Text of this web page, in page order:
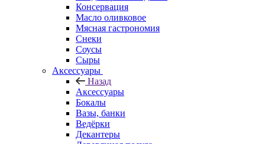
Консервация
Масло оливковое
Мясная гастрономия
Снеки
Соусы
Сыры
Аксессуары
Назад
Аксессуары
Бокалы
Вазы, банки
Ведёрки
Декантеры